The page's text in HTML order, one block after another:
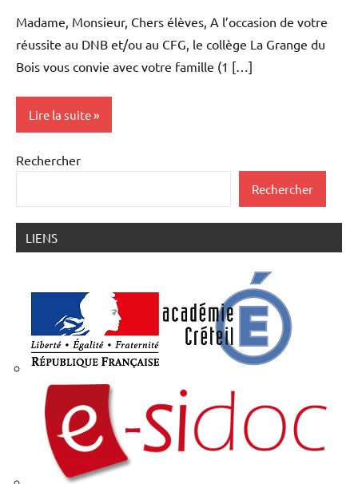
Madame, Monsieur, Chers élèves, A l’occasion de votre
réussite au DNB et/ou au CFG, le collège La Grange du
Bois vous convie avec votre famille (1 […]
Lire la suite
Actualités
Rechercher
Rechercher
LIENS